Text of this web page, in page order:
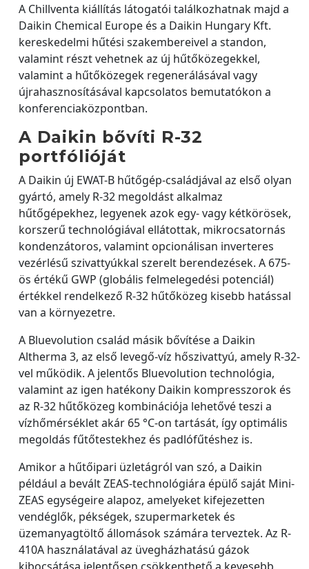
A Chillventa kiállítás látogatói találkozhatnak majd a
Daikin Chemical Europe és a Daikin Hungary Kft.
kereskedelmi hűtési szakembereivel a standon,
valamint részt vehetnek az új hűtőközegekkel,
valamint a hűtőközegek regenerálásával vagy
újrahasznosításával kapcsolatos bemutatókon a
konferenciaközpontban.
A Daikin bővíti R-32
portfólióját
A Daikin új EWAT-B hűtőgép-családjával az első olyan
gyártó, amely R-32 megoldást alkalmaz
hűtőgépekhez, legyenek azok egy- vagy kétkörösek,
korszerű technológiával ellátottak, mikrocsatornás
kondenzátoros, valamint opcionálisan inverteres
vezérlésű szivattyúkkal szerelt berendezések. A 675-
ös értékű GWP (globális felmelegedési potenciál)
értékkel rendelkező R-32 hűtőközeg kisebb hatással
van a környezetre.
A Bluevolution család másik bővítése a Daikin
Altherma 3, az első levegő-víz hőszivattyú, amely R-32-
vel működik. A jelentős Bluevolution technológia,
valamint az igen hatékony Daikin kompresszorok és
az R-32 hűtőközeg kombinációja lehetővé teszi a
vízhőmérséklet akár 65 °C-on tartását, így optimális
megoldás fűtőtestekhez és padlófűtéshez is.
Amikor a hűtőipari üzletágról van szó, a Daikin
például a bevált ZEAS-technológiára épülő saját Mini-
ZEAS egységeire alapoz, amelyeket kifejezetten
vendéglők, pékségek, szupermarketek és
üzemanyagtöltő állomások számára terveztek. Az R-
410A használatával az üvegházhatású gázok